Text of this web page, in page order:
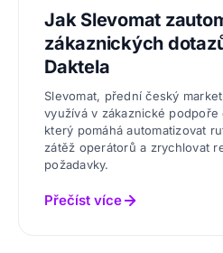
Jak Slevomat
zákaznických
Daktela
Slevomat, přední český
využívá v zákaznické podpoře
který pomáhá automatizovat
zátěž operátorů a zrychlovat
požadavky.
Přečíst více